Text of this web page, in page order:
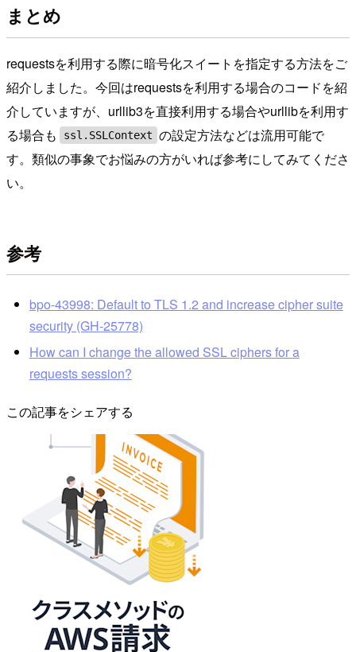
まとめ
requestsを利用する際に暗号化スイートを指定する方法をご
紹介しました。今回はrequestsを利用する場合のコードを紹
介していますが、urllib3を直接利用する場合やurllibを利用す
る場合も
ssl.SSLContext の設定方法などは流用可能で
す。類似の事象でお悩みの方がいれば参考にしてみてくださ
い。
参考
bpo-43998: Default to TLS 1.2 and increase cipher suite
security (GH-25778)
How can I change the allowed SSL ciphers for a
requests session?
この記事をシェアする